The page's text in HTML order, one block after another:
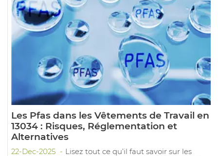
Les Pfas dans les Vêtements de Travail en
13034 : Risques, Réglementation et
Alternatives
22-Dec-2025
Lisez tout ce qu’il faut savoir sur les